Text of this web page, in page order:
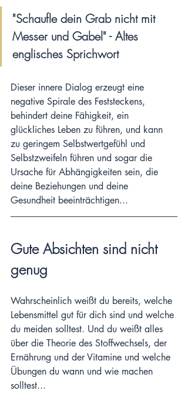
"Schaufle dein Grab nicht mit
Messer und Gabel" - Altes
englisches Sprichwort
Dieser innere Dialog erzeugt eine
negative Spirale des Feststeckens,
behindert deine Fähigkeit, ein
glückliches Leben zu führen, und kann
zu geringem Selbstwertgefühl und
Selbstzweifeln führen und sogar die
Ursache für Abhängigkeiten sein, die
deine Beziehungen und deine
Gesundheit beeinträchtigen...
Gute Absichten sind nicht
genug
Wahrscheinlich weißt du bereits, welche
Lebensmittel gut für dich sind und welche
du meiden solltest. Und du weißt alles
über die Theorie des Stoffwechsels, der
Ernährung und der Vitamine und welche
Übungen du wann und wie machen
solltest...